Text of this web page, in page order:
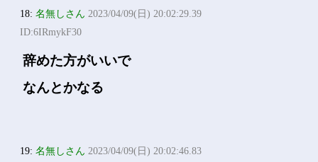
18:名無しさん 2023/04/09(日) 20:02:29.39
ID:6IRmykF30
辞めた方がいいで
なんとかなる
19:名無しさん 2023/04/09(日) 20:02:46.83